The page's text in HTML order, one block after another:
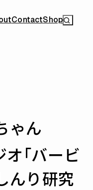
ContactShop
ゃん
「バービ
んり研究